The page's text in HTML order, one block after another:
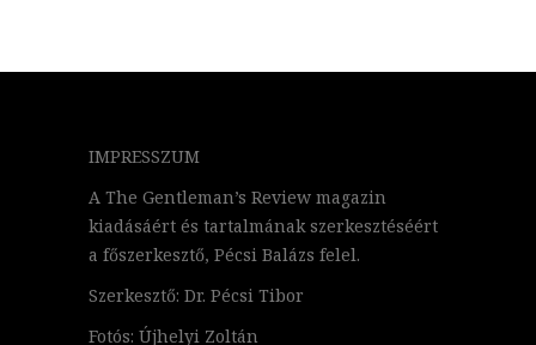
IMPRESSZUM
A The Gentleman’s Review magazin
kiadásáért és tartalmának szerkesztéséért
a főszerkesztő, Pécsi Balázs felel.
Szerkesztő: Dr. Pécsi Tibor
Fotós: Újhelyi Zoltán